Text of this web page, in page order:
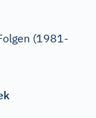
(1981-